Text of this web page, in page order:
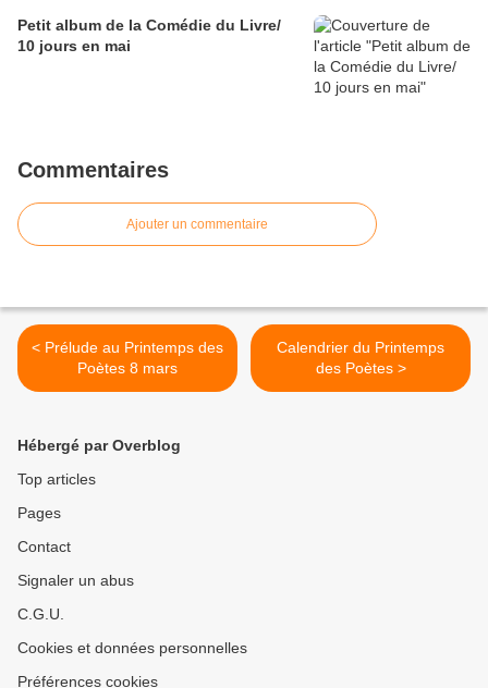
Petit album de la Comédie du Livre/
10 jours en mai
Commentaires
Ajouter un commentaire
< Prélude au Printemps des
Poètes 8 mars
Calendrier du Printemps
des Poètes >
Hébergé par Overblog
Top articles
Pages
Contact
Signaler un abus
C.G.U.
Cookies et données personnelles
Préférences cookies